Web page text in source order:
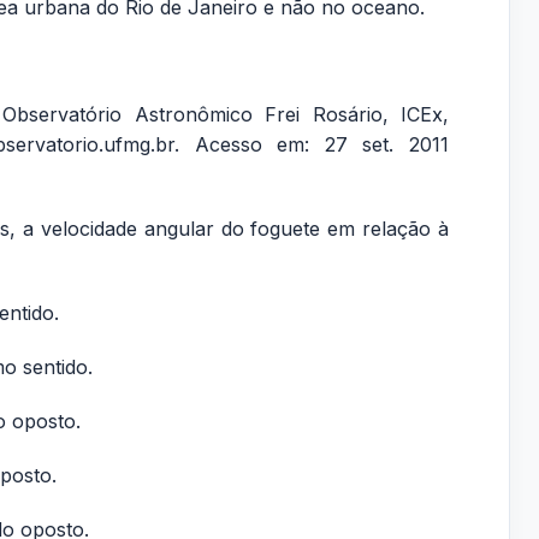
urbana do Rio de Janeiro e não no oceano.
Astronômico Frei Rosário, ICEx,
Acesso em: 27 set. 2011
a velocidade angular do foguete em relação à
sentido.
oposto.
oposto.